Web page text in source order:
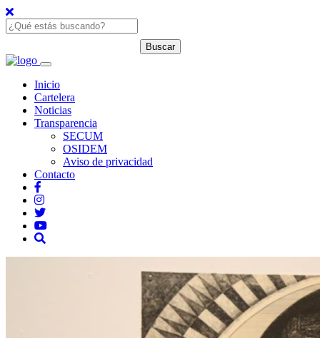
Inicio
Cartelera
Noticias
Transparencia
SECUM
OSIDEM
Aviso de privacidad
Contacto